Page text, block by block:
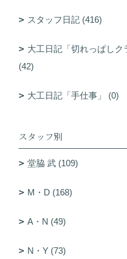
スタッフ日記 (416)
大工日記「切れっぱしク
(42)
大工日記「手仕事」 (0)
スタッフ別
堂脇 武 (109)
M・D (168)
A・N (49)
N・Y (73)